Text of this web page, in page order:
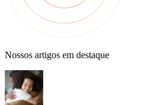
Nossos artigos em destaque